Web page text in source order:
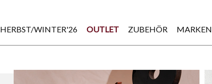
HERBST/WINTER'26 OUTLET ZUBEHÖR MARKEN